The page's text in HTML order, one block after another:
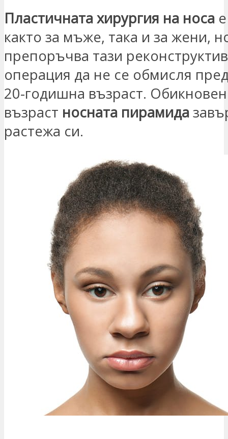
Пластичната хирургия на носа
както за мъже, така и за жени,
препоръчва тази
операция да не се обмисля
20-годишна възраст.
възраст носната пирамида
растежа си.